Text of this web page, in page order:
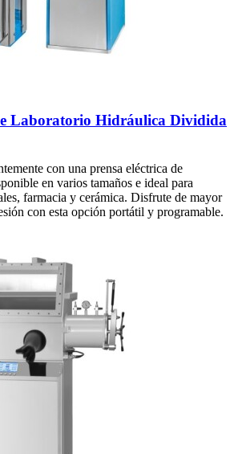
Laboratorio Hidráulica Dividida
con una prensa eléctrica de
en varios tamaños e ideal para
farmacia y cerámica. Disfrute de mayor
con esta opción portátil y programable.